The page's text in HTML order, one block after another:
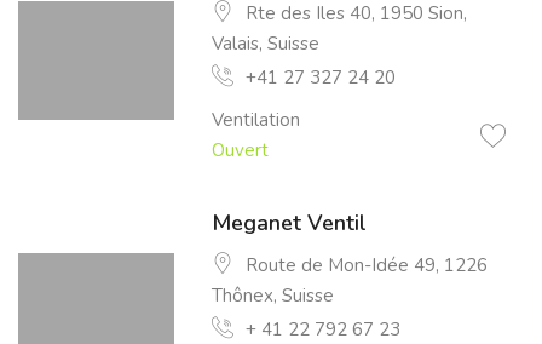
Rte des Iles 40, 1950 Sion,
Valais, Suisse
+41 27 327 24 20
Ventilation
Ouvert
Meganet Ventil
Route de Mon-Idée 49, 1226
Thônex, Suisse
+ 41 22 792 67 23